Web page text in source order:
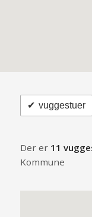
vuggestuer
✔
Der er 11
Kommune